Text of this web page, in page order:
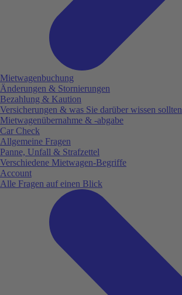
Mietwagenbuchung
Änderungen & Stornierungen
Bezahlung & Kaution
Versicherungen & was Sie darüber wissen sollten
Mietwagenübernahme & -abgabe
Car Check
Allgemeine Fragen
Panne, Unfall & Strafzettel
Verschiedene Mietwagen-Begriffe
Account
Alle Fragen auf einen Blick